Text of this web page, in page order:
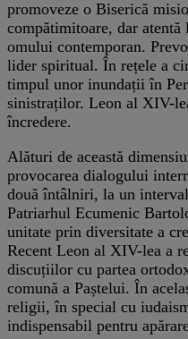
promoveze o Biserică
compătimitoare, dar
omului contemporan.
lider spiritual. În rețele a
timpul unor inundații în
sinistraților. Leon al XIV-
încredere.
Alături de această
provocarea dialogului
două întâlniri, la un
Patriarhul Ecumenic
unitate prin diversitate a
Recent Leon al XIV-lea a
discuțiilor cu partea
comună a Paștelui. În
religii, în special cu
indispensabil pentru